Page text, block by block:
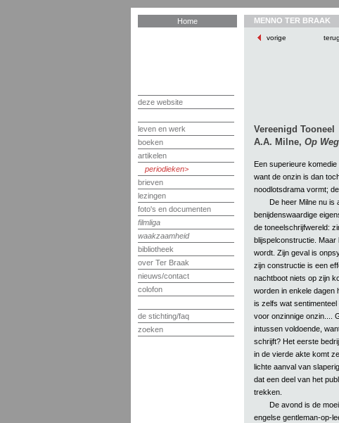
Home
deze website
leven en werk
boeken
artikelen
periodieken
brieven
lezingen
foto's en documenten
filmliga
waakzaamheid
bibliotheek
over Ter Braak
nieuws/contact
colofon
de stichting/faq
zoeken
MENNO TER BRAAK
vorige
Vereenigd Tooneel
A.A. Milne, Op
Een superieure
want de onzin is dan
noodlotsdrama vormt;
De heer Milne nu is
benijdenswaardige
de toneelschrijfwereld:
blijspelconstructie. Maar
wordt. Zijn geval is
zijn constructie is een
nachtboot niets op zijn
worden in enkele dagen
is zelfs wat
voor onzinnige onzin....
intussen voldoende,
schrijft? Het eerste
in de vierde akte komt
lichte aanval van
dat een deel van het
trekken.
De avond is de
engelse gentleman-op-